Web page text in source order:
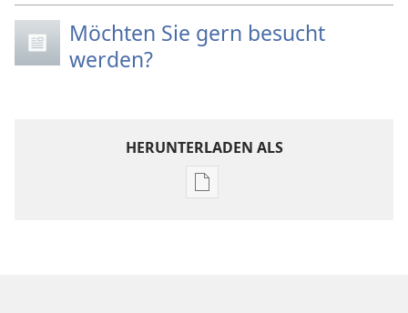
Möchten Sie gern besucht
werden?
HERUNTERLADEN ALS
Downloadoptionen